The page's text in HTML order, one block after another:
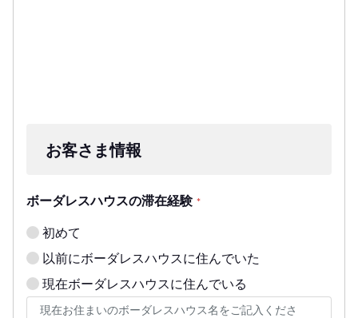
お客さま情報
ボーダレスハウスの滞在経験 *
初めて
以前にボーダレスハウスに住んでいた
現在ボーダレスハウスに住んでいる